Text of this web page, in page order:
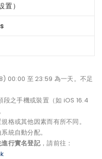
）
00:00 至 23:59 為一天。不足
之手機或裝置（如 iOS 16.4
格或其他因素而有所不同。
統自動分配。
進行實名登記，請前往：